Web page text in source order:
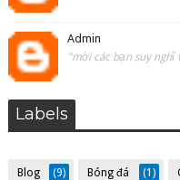
Admin
"mời các bạn suy nghĩ
Labels
Blog (9) Bóng đá (1)